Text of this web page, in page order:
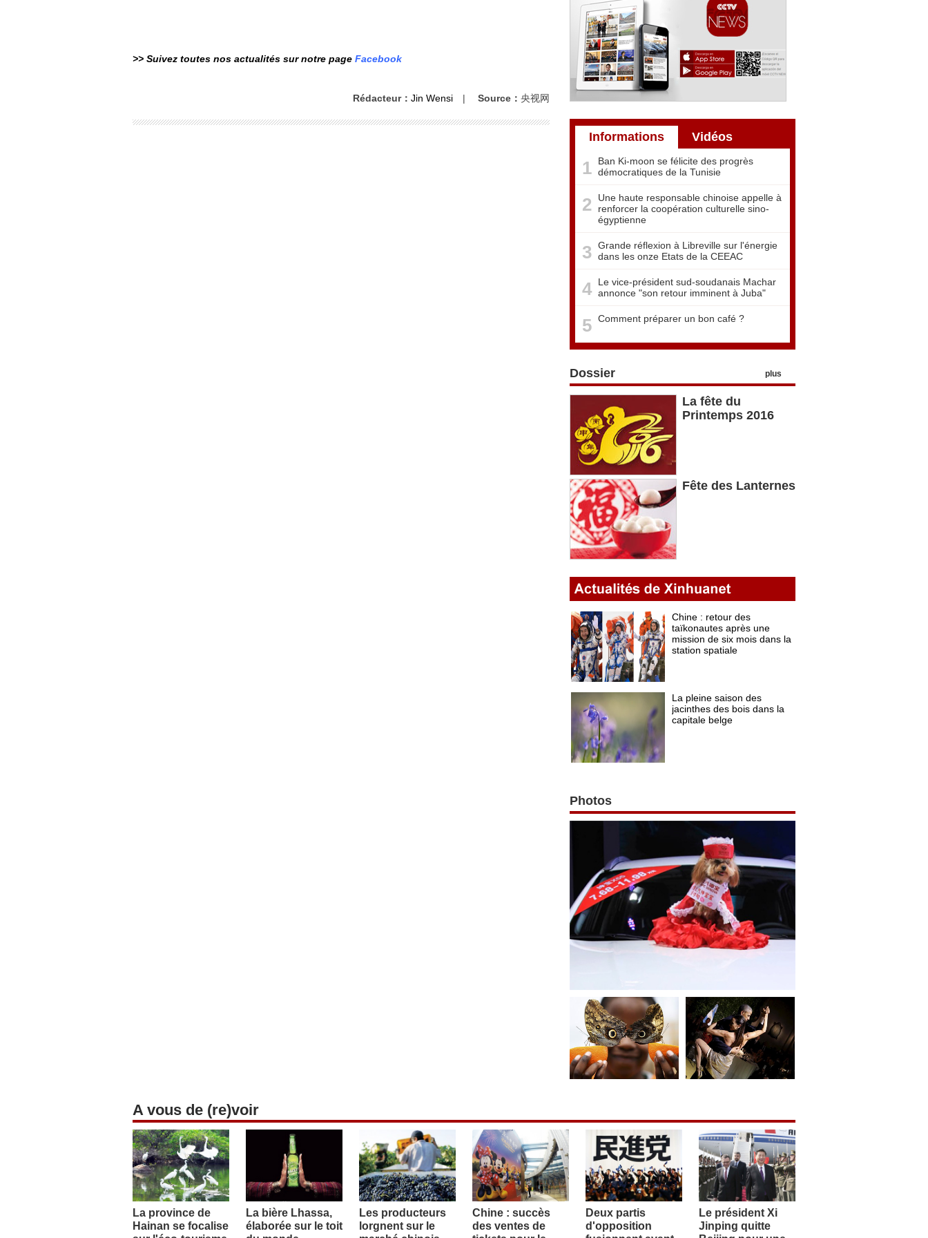
>> Suivez toutes nos actualités sur notre page Facebook
Rédacteur： Jin Wensi | Source： 央视网
Informations Vidéos
1
Ban Ki-moon se félicite des progrès
démocratiques de la Tunisie
2
Une haute responsable chinoise appelle à
renforcer la coopération culturelle sino-
égyptienne
3 Grande réflexion à Libreville sur l'énergie
dans les onze Etats de la CEEAC
4
Le vice-président sud-soudanais Machar
annonce "son retour imminent à Juba"
5 Comment préparer un bon café ?
Dossier plus
La fête du
Printemps 2016
Fête des Lanternes
Photos
A vous de (re)voir
La province de
Hainan se focalise
La bière Lhassa,
élaborée sur le toit
Les producteurs
lorgnent sur le
Chine : succès
des ventes de
Deux partis
d'opposition
Le président Xi
Jinping quitte